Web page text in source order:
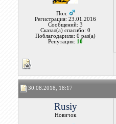
Пол:
Регистрация: 23.01.2016
Сообщений: 3
Сказал(а) спасибо: 0
Поблагодарили: 0 раз(а)
Репутация: 10
30.08.2018, 18:17
Rusiy
Новичок